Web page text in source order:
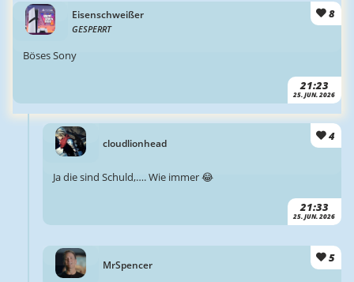
Eisenschweißer
GESPERRT
8
21:23
25. JUN. 2026
Böses Sony
cloudlionhead
4
21:33
25. JUN. 2026
Ja die sind Schuld,…. Wie immer 😂
MrSpencer
5